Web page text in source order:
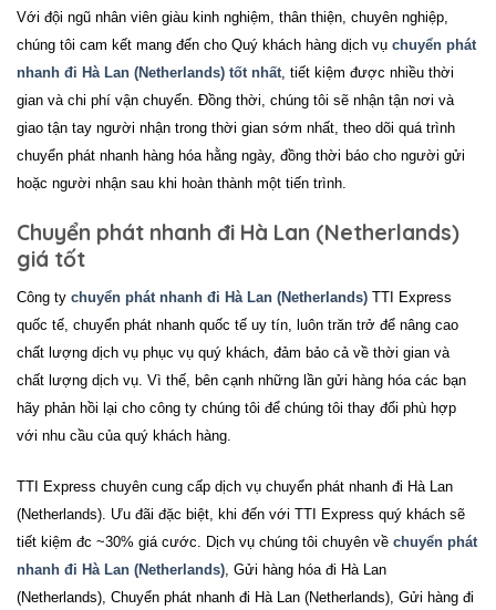
Với đội ngũ nhân viên giàu kinh nghiệm, thân thiện, chuyên nghiệp,
chúng tôi cam kết mang đến cho Quý khách hàng dịch vụ chuyển phát
nhanh đi Hà Lan (Netherlands) tốt nhất , tiết kiệm được nhiều thời
gian và chi phí vận chuyển. Đồng thời, chúng tôi sẽ nhận tận nơi và
giao tận tay người nhận trong thời gian sớm nhất, theo dõi quá trình
chuyển phát nhanh hàng hóa hằng ngày, đồng thời báo cho người gửi
hoặc người nhận sau khi hoàn thành một tiến trình.
Chuyển phát nhanh đi Hà Lan (Netherlands)
giá tốt
Công ty chuyển phát nhanh đi Hà Lan (Netherlands) TTI Express
quốc tế, chuyển phát nhanh quốc tế uy tín, luôn trăn trở để nâng cao
chất lượng dịch vụ phục vụ quý khách, đảm bảo cả về thời gian và
chất lượng dịch vụ. Vì thế, bên cạnh những lần gửi hàng hóa các bạn
hãy phản hồi lại cho công ty chúng tôi để chúng tôi thay đổi phù hợp
với nhu cầu của quý khách hàng.
TTI Express chuyên cung cấp dịch vụ chuyển phát nhanh đi Hà Lan
(Netherlands). Ưu đãi đặc biệt, khi đến với TTI Express quý khách sẽ
tiết kiệm đc ~30% giá cước. Dịch vụ chúng tôi chuyên về chuyển phát
nhanh đi Hà Lan (Netherlands), Gửi hàng hóa đi Hà Lan
(Netherlands), Chuyển phát nhanh đi Hà Lan (Netherlands), Gửi hàng đi